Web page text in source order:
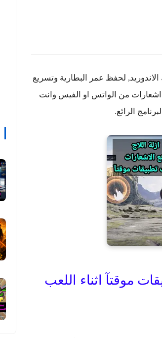
لحفظ عمر البطارية وتسريع
اى اشعارات من الواتس او الفيس وانت
الرائع.
موقتآ اثناء اللعب